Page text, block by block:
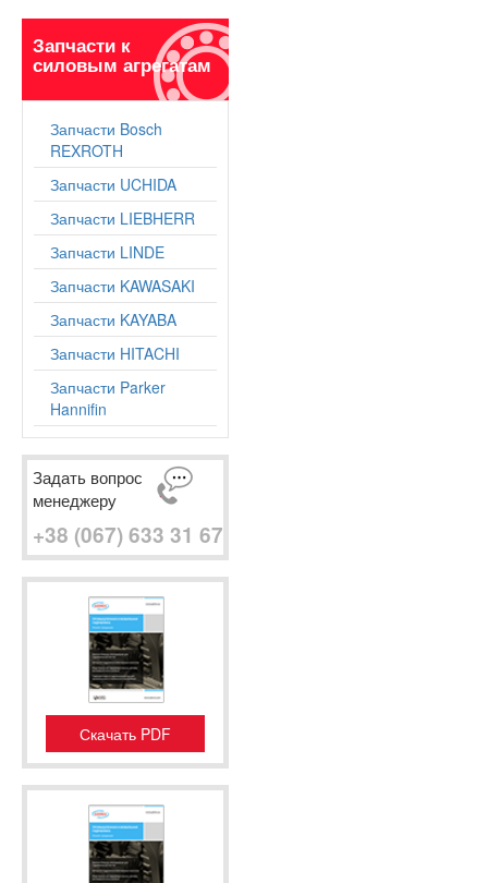
Запчасти к
силовым агрегатам
Запчасти Bosch
REXROTH
Запчасти UCHIDA
Запчасти LIEBHERR
Запчасти LINDE
Запчасти KAWASAKI
Запчасти KAYABA
Запчасти HITACHI
Запчасти Parker
Hannifin
Задать вопрос
менеджеру
+38 (067) 633 31 67
Скачать PDF